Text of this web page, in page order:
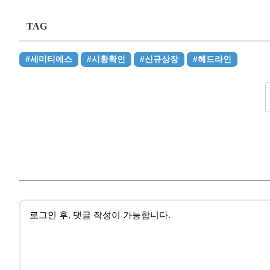
TAG
#세미티에스 #시황확인 #신규상장 #헤드라인